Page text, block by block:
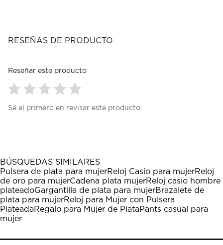
RESEÑAS DE PRODUCTO
Reseñar este producto
para
1
estrella
Esta
acción
abrirá
el
formulario
de
para
estrellas.
Esta
acción
abrirá
el
formulario
para
estrellas.
Esta
acción
abrirá
el
formulario
para
estrellas.
Esta
acción
abrirá
el
formulario
para
estrellas.
Esta
acción
abrirá
el
formulario
Sé el primero en revisar este producto
BÚSQUEDAS SIMILARES
Pulsera de plata para mujerReloj Casio para mujerReloj
de oro para mujerCadena plata mujerReloj casio hombre
plateadoGargantilla de plata para mujerBrazalete de
plata para mujerReloj para Mujer con Pulsera
PlateadaRegalo para Mujer de PlataPants casual para
mujer